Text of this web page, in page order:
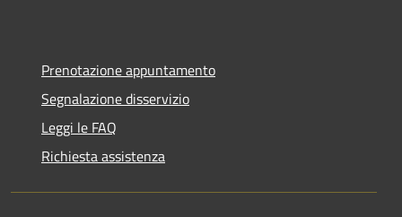
Prenotazione appuntamento
Segnalazione disservizio
Leggi le FAQ
Richiesta assistenza